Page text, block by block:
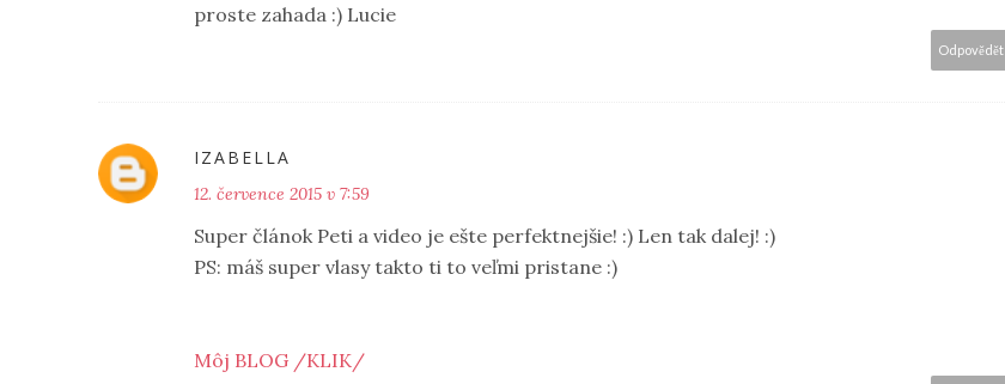
proste zahada :) Lucie
Odpovědět
IZABELLA
12. července 2015 v 7:59
Super článok Peti a video je ešte perfektnejšie! :) Len tak dalej! :)
PS: máš super vlasy takto ti to veľmi pristane :)
Môj BLOG /KLIK/